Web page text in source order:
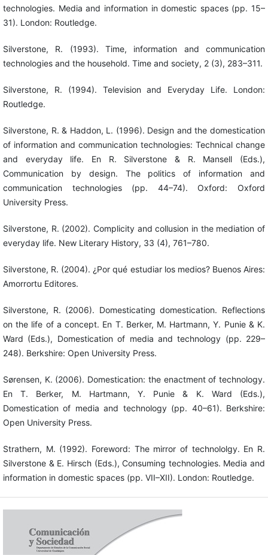
technologies. Media and information in domestic spaces (pp. 15–
31). London: Routledge.
Silverstone, R. (1993). Time, information and communication
technologies and the household. Time and society, 2 (3), 283–311.
Silverstone, R. (1994). Television and Everyday Life. London:
Routledge.
Silverstone, R. & Haddon, L. (1996). Design and the domestication
of information and communication technologies: Technical change
and everyday life. En R. Silverstone & R. Mansell (Eds.),
Communication by design. The politics of information and
communication technologies (pp. 44–74). Oxford: Oxford
University Press.
Silverstone, R. (2002). Complicity and collusion in the mediation of
everyday life. New Literary History, 33 (4), 761–780.
Silverstone, R. (2004). ¿Por qué estudiar los medios? Buenos Aires:
Amorrortu Editores.
Silverstone, R. (2006). Domesticating domestication. Reflections
on the life of a concept. En T. Berker, M. Hartmann, Y. Punie & K.
Ward (Eds.), Domestication of media and technology (pp. 229–
248). Berkshire: Open University Press.
Sørensen, K. (2006). Domestication: the enactment of technology.
En T. Berker, M. Hartmann, Y. Punie & K. Ward (Eds.),
Domestication of media and technology (pp. 40–61). Berkshire:
Open University Press.
Strathern, M. (1992). Foreword: The mirror of technololgy. En R.
Silverstone & E. Hirsch (Eds.), Consuming technologies. Media and
information in domestic spaces (pp. VII–XII). London: Routledge.